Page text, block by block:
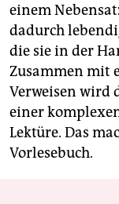
einem
dadurch
die sie in der
Zusammen mit
Verweisen wird
einer
Lektüre. Das
Vorlesebuch.